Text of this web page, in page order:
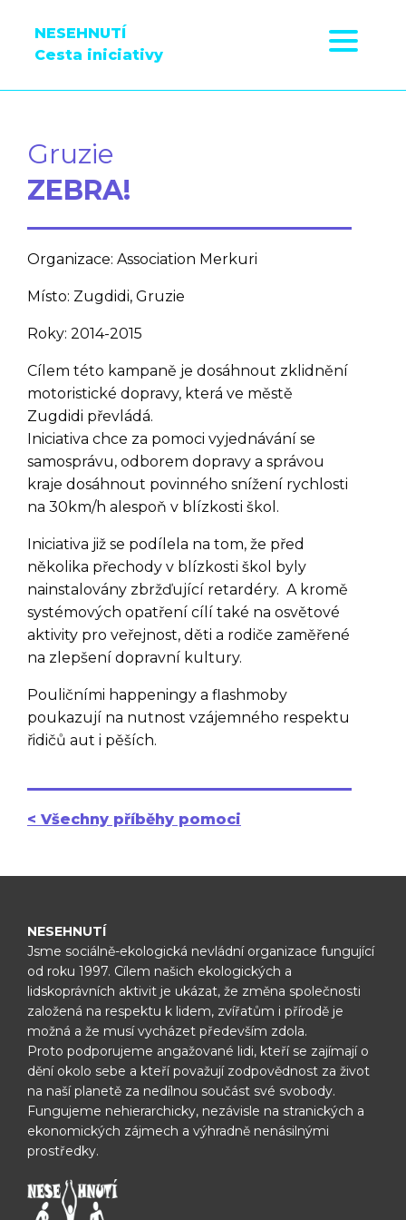
NESEHNUTÍ
Cesta iniciativy
Gruzie
ZEBRA!
Organizace: Association Merkuri
Místo: Zugdidi, Gruzie
Roky: 2014-2015
Cílem této kampaně je dosáhnout zklidnění
motoristické dopravy, která ve městě
Zugdidi převládá.
Iniciativa chce za pomoci vyjednávání se
samosprávu, odborem dopravy a správou
kraje dosáhnout povinného snížení rychlosti
na 30km/h alespoň v blízkosti škol.
Iniciativa již se podílela na tom, že před
několika přechody v blízkosti škol byly
nainstalovány zbržďující retardéry. A kromě
systémových opatření cílí také na osvětové
aktivity pro veřejnost, děti a rodiče zaměřené
na zlepšení dopravní kultury.
Pouličními happeningy a flashmoby
poukazují na nutnost vzájemného respektu
řidičů aut i pěších.
< Všechny příběhy pomoci
NESEHNUTÍ
Jsme sociálně-ekologická nevládní organizace fungující
od roku 1997. Cílem našich ekologických a
lidskoprávních aktivit je ukázat, že změna společnosti
založená na respektu k lidem, zvířatům i přírodě je
možná a že musí vycházet především zdola.
Proto podporujeme angažované lidi, kteří se zajímají o
dění okolo sebe a kteří považují zodpovědnost za život
na naší planetě za nedílnou součást své svobody.
Fungujeme nehierarchicky, nezávisle na stranických a
ekonomických zájmech a výhradně nenásilnými
prostředky.